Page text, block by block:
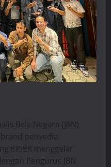
Bela Negara (JBN)
penyedia
EIGER menggelar
Pengurus JBN